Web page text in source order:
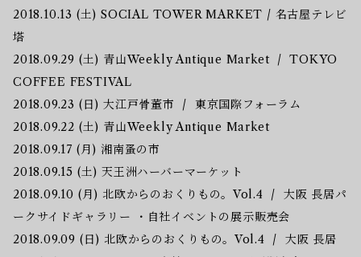
2018.10.13 (土) SOCIAL TOWER MARKET / 名古屋テレビ
塔
2018.09.29 (土) 青山Weekly Antique Market / TOKYO
COFFEE FESTIVAL
2018.09.23 (日) 大江戸骨董市 / 東京国際フォーラム
2018.09.22 (土) 青山Weekly Antique Market
2018.09.17 (月) 湘南蚤の市
2018.09.15 (土) 天王洲ハーバーマーケット
2018.09.10 (月) 北欧からのおくりもの。Vol.4 / 大阪 長居パ
ークサイドギャラリー ・自社イベントの展示販売会
2018.09.09 (日) 北欧からのおくりもの。Vol.4 / 大阪 長居